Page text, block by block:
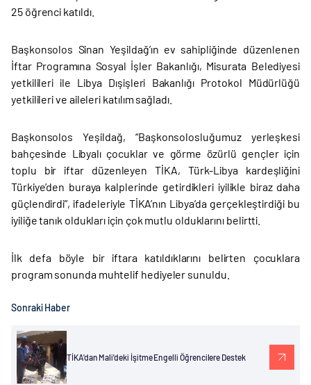
25 öğrenci katıldı.
Başkonsolos Sinan Yeşildağ’ın ev sahipliğinde düzenlenen
İftar Programına Sosyal İşler Bakanlığı, Misurata Belediyesi
yetkilileri ile Libya Dışişleri Bakanlığı Protokol Müdürlüğü
yetkilileri ve aileleri katılım sağladı.
Başkonsolos Yeşildağ, “Başkonsolosluğumuz yerleşkesi
bahçesinde Libyalı çocuklar ve görme özürlü gençler için
toplu bir iftar düzenleyen TİKA, Türk-Libya kardeşliğini
Türkiye’den buraya kalplerinde getirdikleri iyilikle biraz daha
güçlendirdi”, ifadeleriyle TİKA’nın Libya’da gerçekleştirdiği bu
iyiliğe tanık oldukları için çok mutlu olduklarını belirtti.
İlk defa böyle bir iftara katıldıklarını belirten çocuklara
program sonunda muhtelif hediyeler sunuldu.
Sonraki Haber
TİKA'dan Mali'deki İşitme Engelli Öğrencilere Destek